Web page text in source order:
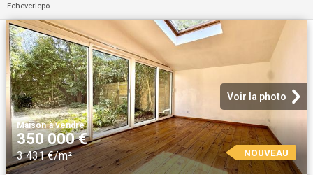
Echeverlepo
Voir la photo
Maison·à vendre
350 000 €
3 431 €/m² NOUVEAU